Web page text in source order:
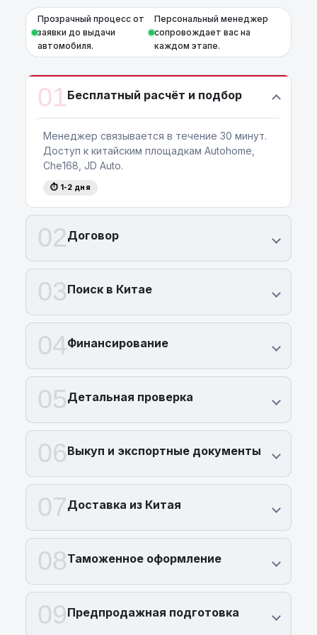
Прозрачный процесс от
заявки до выдачи
автомобиля.
Персональный менеджер
сопровождает вас на
каждом этапе.
01Бесплатный расчёт и подбор
Менеджер связывается в течение 30 минут.
Доступ к китайским площадкам Autohome,
Che168, JD Auto.
⏱ 1-2 дня
02Договор
03Поиск в Китае
04Финансирование
05Детальная проверка
06Выкуп и экспортные документы
07Доставка из Китая
08Таможенное оформление
09Предпродажная подготовка